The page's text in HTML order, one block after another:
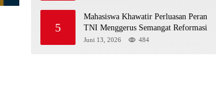
5
Mahasiswa Khawatir Perluasan Peran
TNI Menggerus Semangat Reformasi
Juni 13, 2026 484